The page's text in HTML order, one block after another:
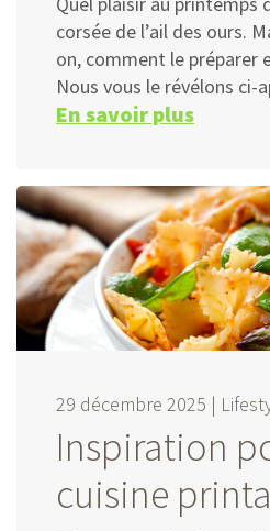
corsée de l’ail des ours.
on, comment le préparer
Nous vous le révélons ci-
En savoir plus
29 décembre 2025 |
Inspiration
cuisine